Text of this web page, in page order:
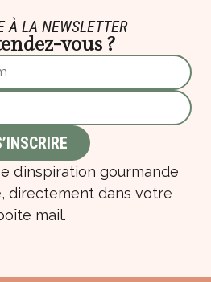
À LA NEWSLETTER
vous ?
d’inspiration gourmande
directement dans votre
mail.